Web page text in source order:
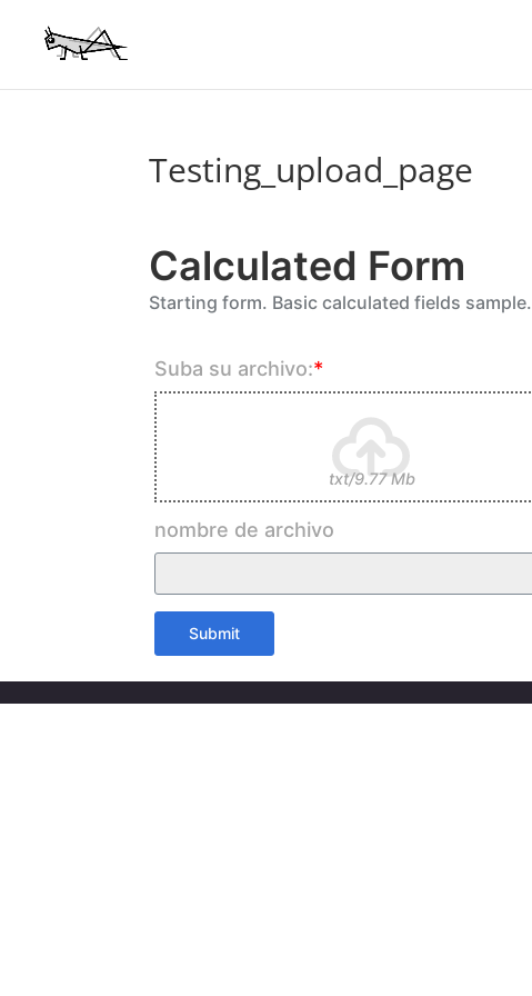
Testing_upload_page
Calculated Form
Starting form. Basic calculated fields sample.
Suba su archivo:*
txt/9.77 Mb
nombre de archivo
Submit